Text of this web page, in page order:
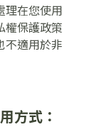
理在您使用
權保護政策
不適用於非
方式：